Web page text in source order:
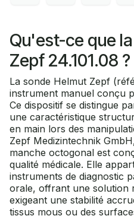
Qu'est-ce que
Zepf 24.101.08 ?
La sonde Helmut Zepf
instrument manuel conçu
Ce dispositif se distingue
une caractéristique
en main lors des
Zepf Medizintechnik
manche octogonal est
qualité médicale. Elle
instruments de diagnostic
orale, offrant une solution
exigeant une stabilité
tissus mous ou des